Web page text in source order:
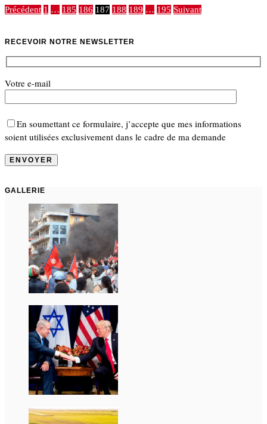
Précédent 1 … 185 186 187 188 189 … 195 Suivant
RECEVOIR NOTRE NEWSLETTER
Votre e-mail
En soumettant ce formulaire, j’accepte que mes informations
soient utilisées exclusivement dans le cadre de ma demande
GALLERIE